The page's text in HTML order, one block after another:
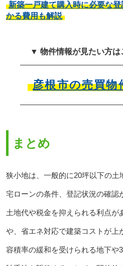
新築一戸建て購入時に必要な
かる費用も解説
▼ 物件情報が見たい方
彦根市の売買物
まとめ
狭小地は、一般的に20坪以下の
宅ローンの条件、登記状況の確認
土地代や税金を抑えられる利点が
や、省エネ対応で建築コストが上
容積率の緩和を受けられる地下や